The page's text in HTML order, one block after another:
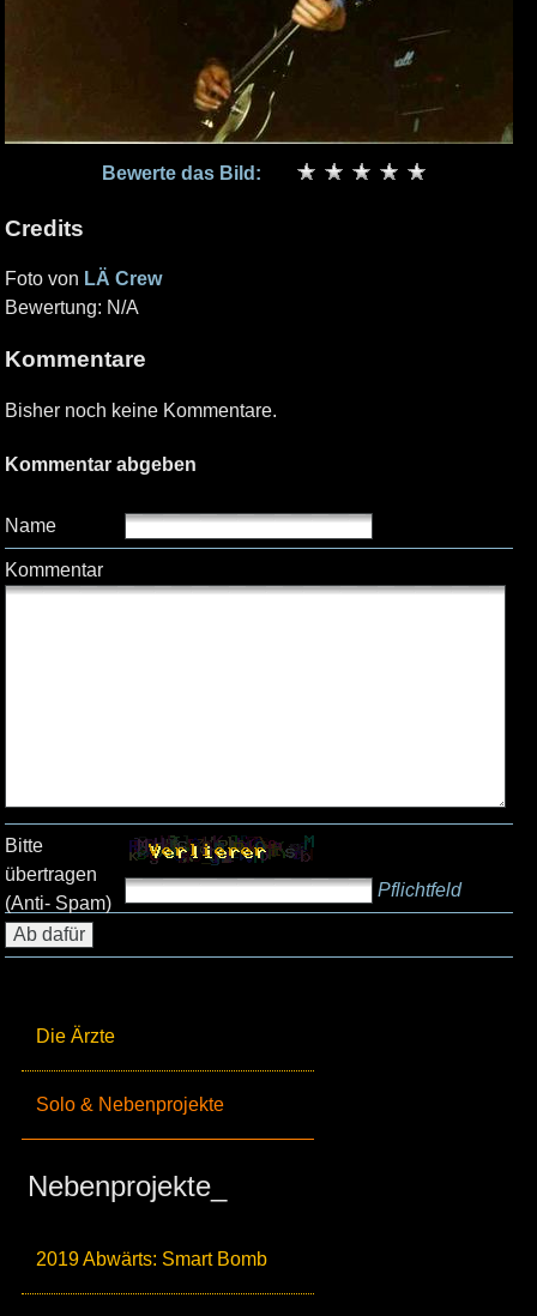
Die Ärzte
Solo & Nebenprojekte
Nebenprojekte_
2019 Abwärts: Smart Bomb
Bewerte das Bild:
Credits
Foto von LÄ Crew
Bewertung: N/A
Kommentare
Bisher noch keine Kommentare.
Kommentar abgeben
Name
Kommentar
Bitte
übertragen
(Anti- Spam)
Pflichtfeld